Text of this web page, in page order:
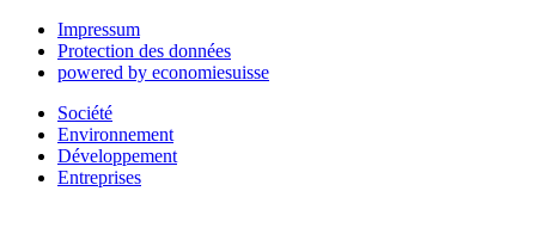
Impressum
Protection des données
powered by economiesuisse
Société
Environnement
Développement
Entreprises